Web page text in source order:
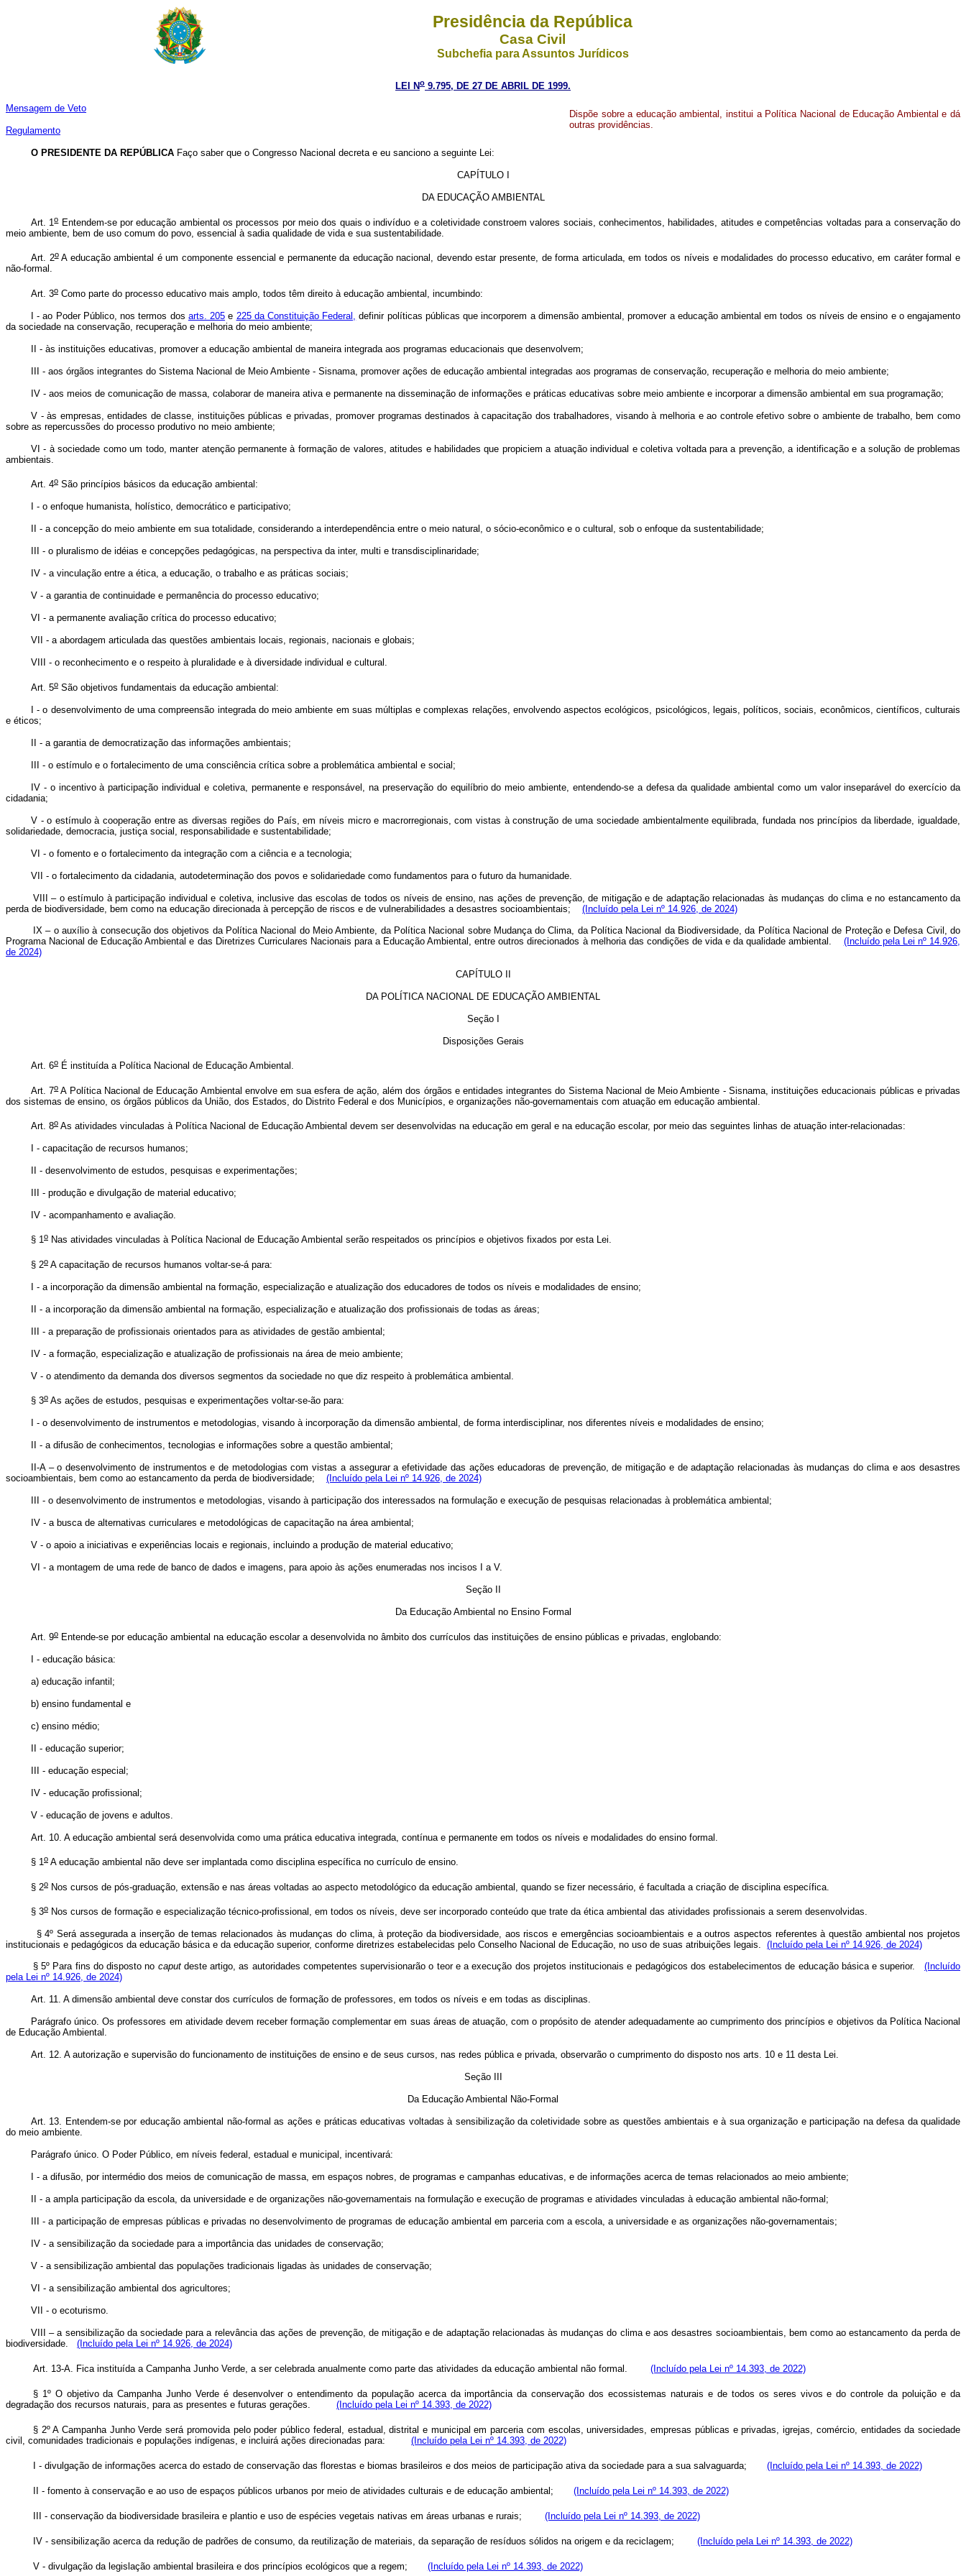
Presidência da República
Casa Civil
Subchefia para Assuntos Jurídicos
LEI No 9.795, DE 27 DE ABRIL DE 1999.
Mensagem de Veto
Regulamento
Dispõe sobre a educação ambiental, institui a Política Nacional de Educação Ambiental e dá
outras providências.
O PRESIDENTE DA REPÚBLICA Faço saber que o Congresso Nacional decreta e eu sanciono a seguinte Lei:
CAPÍTULO I
DA EDUCAÇÃO AMBIENTAL
Art. 1oEntendem-se por educação ambiental os processos por meio dos quais o indivíduo e a coletividade constroem valores sociais, conhecimentos, habilidades, atitudes e competências voltadas para a conservação do
meio ambiente, bem de uso comum do povo, essencial à sadia qualidade de vida e sua sustentabilidade.
Art. 2oA educação ambiental é um componente essencial e permanente da educação nacional, devendo estar presente, de forma articulada, em todos os níveis e modalidades do processo educativo, em caráter formal e
não-formal.
Art. 3o Como parte do processo educativo mais amplo, todos têm direito à educação ambiental, incumbindo:
I - ao Poder Público, nos termos dos arts. 205 e 225 da Constituição Federal,
definir políticas públicas que incorporem a dimensão ambiental, promover a educação ambiental em todos os níveis de ensino e o engajamento
da sociedade na conservação, recuperação e melhoria do meio ambiente;
II - às instituições educativas, promover a educação ambiental de maneira integrada aos programas educacionais que desenvolvem;
III - aos órgãos integrantes do Sistema Nacional de Meio Ambiente - Sisnama, promover ações de educação ambiental integradas aos programas de conservação, recuperação e melhoria do meio ambiente;
IV - aos meios de comunicação de massa, colaborar de maneira ativa e permanente na disseminação de informações e práticas educativas sobre meio ambiente e incorporar a dimensão ambiental em sua programação;
V - às empresas, entidades de classe, instituições públicas e privadas, promover programas destinados à capacitação dos trabalhadores, visando à melhoria e ao controle efetivo sobre o ambiente de trabalho, bem como
sobre as repercussões do processo produtivo no meio ambiente;
VI - à sociedade como um todo, manter atenção permanente à formação de valores, atitudes e habilidades que propiciem a atuação individual e coletiva voltada para a prevenção, a identificação e a solução de problemas
ambientais.
Art. 4o São princípios básicos da educação ambiental:
I - o enfoque humanista, holístico, democrático e participativo;
II - a concepção do meio ambiente em sua totalidade, considerando a interdependência entre o meio natural, o sócio-econômico e o cultural, sob o enfoque da sustentabilidade;
III - o pluralismo de idéias e concepções pedagógicas, na perspectiva da inter, multi e transdisciplinaridade;
IV - a vinculação entre a ética, a educação, o trabalho e as práticas sociais;
V - a garantia de continuidade e permanência do processo educativo;
VI - a permanente avaliação crítica do processo educativo;
VII - a abordagem articulada das questões ambientais locais, regionais, nacionais e globais;
VIII - o reconhecimento e o respeito à pluralidade e à diversidade individual e cultural.
Art. 5o São objetivos fundamentais da educação ambiental:
I - o desenvolvimento de uma compreensão integrada do meio ambiente em suas múltiplas e complexas relações, envolvendo aspectos ecológicos, psicológicos, legais, políticos, sociais, econômicos, científicos, culturais
e éticos;
II - a garantia de democratização das informações ambientais;
III - o estímulo e o fortalecimento de uma consciência crítica sobre a problemática ambiental e social;
IV - o incentivo à participação individual e coletiva, permanente e responsável, na preservação do equilíbrio do meio ambiente, entendendo-se a defesa da qualidade ambiental como um valor inseparável do exercício da
cidadania;
V - o estímulo à cooperação entre as diversas regiões do País, em níveis micro e macrorregionais, com vistas à construção de uma sociedade ambientalmente equilibrada, fundada nos princípios da liberdade, igualdade,
solidariedade, democracia, justiça social, responsabilidade e sustentabilidade;
VI - o fomento e o fortalecimento da integração com a ciência e a tecnologia;
VII - o fortalecimento da cidadania, autodeterminação dos povos e solidariedade como fundamentos para o futuro da humanidade.
VIII – o estímulo à participação individual e coletiva, inclusive das escolas de todos os níveis de ensino, nas ações de prevenção, de mitigação e de adaptação relacionadas às mudanças do clima e no estancamento da
perda de biodiversidade, bem como na educação direcionada à percepção de riscos e de vulnerabilidades a desastres socioambientais; (Incluído pela Lei nº 14.926, de 2024)
IX – o auxílio à consecução dos objetivos da Política Nacional do Meio Ambiente, da Política Nacional sobre Mudança do Clima, da Política Nacional da Biodiversidade, da Política Nacional de Proteção e Defesa Civil, do
Programa Nacional de Educação Ambiental e das Diretrizes Curriculares Nacionais para a Educação Ambiental, entre outros direcionados à melhoria das condições de vida e da qualidade ambiental. (Incluído pela Lei nº 14.926,
de 2024)
CAPÍTULO II
DA POLÍTICA NACIONAL DE EDUCAÇÃO AMBIENTAL
Seção I
Disposições Gerais
Art. 6o É instituída a Política Nacional de Educação Ambiental.
Art. 7oA Política Nacional de Educação Ambiental envolve em sua esfera de ação, além dos órgãos e entidades integrantes do Sistema Nacional de Meio Ambiente - Sisnama, instituições educacionais públicas e privadas
dos sistemas de ensino, os órgãos públicos da União, dos Estados, do Distrito Federal e dos Municípios, e organizações não-governamentais com atuação em educação ambiental.
Art. 8o As atividades vinculadas à Política Nacional de Educação Ambiental devem ser desenvolvidas na educação em geral e na educação escolar, por meio das seguintes linhas de atuação inter-relacionadas:
I - capacitação de recursos humanos;
II - desenvolvimento de estudos, pesquisas e experimentações;
III - produção e divulgação de material educativo;
IV - acompanhamento e avaliação.
§ 1o Nas atividades vinculadas à Política Nacional de Educação Ambiental serão respeitados os princípios e objetivos fixados por esta Lei.
§ 2o A capacitação de recursos humanos voltar-se-á para:
I - a incorporação da dimensão ambiental na formação, especialização e atualização dos educadores de todos os níveis e modalidades de ensino;
II - a incorporação da dimensão ambiental na formação, especialização e atualização dos profissionais de todas as áreas;
III - a preparação de profissionais orientados para as atividades de gestão ambiental;
IV - a formação, especialização e atualização de profissionais na área de meio ambiente;
V - o atendimento da demanda dos diversos segmentos da sociedade no que diz respeito à problemática ambiental.
§ 3o As ações de estudos, pesquisas e experimentações voltar-se-ão para:
I - o desenvolvimento de instrumentos e metodologias, visando à incorporação da dimensão ambiental, de forma interdisciplinar, nos diferentes níveis e modalidades de ensino;
II - a difusão de conhecimentos, tecnologias e informações sobre a questão ambiental;
II-A – o desenvolvimento de instrumentos e de metodologias com vistas a assegurar a efetividade das ações educadoras de prevenção, de mitigação e de adaptação relacionadas às mudanças do clima e aos desastres
socioambientais, bem como ao estancamento da perda de biodiversidade; (Incluído pela Lei nº 14.926, de 2024)
III - o desenvolvimento de instrumentos e metodologias, visando à participação dos interessados na formulação e execução de pesquisas relacionadas à problemática ambiental;
IV - a busca de alternativas curriculares e metodológicas de capacitação na área ambiental;
V - o apoio a iniciativas e experiências locais e regionais, incluindo a produção de material educativo;
VI - a montagem de uma rede de banco de dados e imagens, para apoio às ações enumeradas nos incisos I a V.
Seção II
Da Educação Ambiental no Ensino Formal
Art. 9o Entende-se por educação ambiental na educação escolar a desenvolvida no âmbito dos currículos das instituições de ensino públicas e privadas, englobando:
I - educação básica:
a) educação infantil;
b) ensino fundamental e
c) ensino médio;
II - educação superior;
III - educação especial;
IV - educação profissional;
V - educação de jovens e adultos.
Art. 10. A educação ambiental será desenvolvida como uma prática educativa integrada, contínua e permanente em todos os níveis e modalidades do ensino formal.
§ 1o A educação ambiental não deve ser implantada como disciplina específica no currículo de ensino.
§ 2o Nos cursos de pós-graduação, extensão e nas áreas voltadas ao aspecto metodológico da educação ambiental, quando se fizer necessário, é facultada a criação de disciplina específica.
§ 3o Nos cursos de formação e especialização técnico-profissional, em todos os níveis, deve ser incorporado conteúdo que trate da ética ambiental das atividades profissionais a serem desenvolvidas.
§ 4º Será assegurada a inserção de temas relacionados às mudanças do clima, à proteção da biodiversidade, aos riscos e emergências socioambientais e a outros aspectos referentes à questão ambiental nos projetos
institucionais e pedagógicos da educação básica e da educação superior, conforme diretrizes estabelecidas pelo Conselho Nacional de Educação, no uso de suas atribuições legais. (Incluído pela Lei nº 14.926, de 2024)
§ 5º Para fins do disposto no caputdeste artigo, as autoridades competentes supervisionarão o teor e a execução dos projetos institucionais e pedagógicos dos estabelecimentos de educação básica e superior.(Incluído
pela Lei nº 14.926, de 2024)
Art. 11. A dimensão ambiental deve constar dos currículos de formação de professores, em todos os níveis e em todas as disciplinas.
Parágrafo único. Os professores em atividade devem receber formação complementar em suas áreas de atuação, com o propósito de atender adequadamente ao cumprimento dos princípios e objetivos da Política Nacional
de Educação Ambiental.
Art. 12. A autorização e supervisão do funcionamento de instituições de ensino e de seus cursos, nas redes pública e privada, observarão o cumprimento do disposto nos arts. 10 e 11 desta Lei.
Seção III
Da Educação Ambiental Não-Formal
Art. 13. Entendem-se por educação ambiental não-formal as ações e práticas educativas voltadas à sensibilização da coletividade sobre as questões ambientais e à sua organização e participação na defesa da qualidade
do meio ambiente.
Parágrafo único. O Poder Público, em níveis federal, estadual e municipal, incentivará:
I - a difusão, por intermédio dos meios de comunicação de massa, em espaços nobres, de programas e campanhas educativas, e de informações acerca de temas relacionados ao meio ambiente;
II - a ampla participação da escola, da universidade e de organizações não-governamentais na formulação e execução de programas e atividades vinculadas à educação ambiental não-formal;
III - a participação de empresas públicas e privadas no desenvolvimento de programas de educação ambiental em parceria com a escola, a universidade e as organizações não-governamentais;
IV - a sensibilização da sociedade para a importância das unidades de conservação;
V - a sensibilização ambiental das populações tradicionais ligadas às unidades de conservação;
VI - a sensibilização ambiental dos agricultores;
VII - o ecoturismo.
VIII – a sensibilização da sociedade para a relevância das ações de prevenção, de mitigação e de adaptação relacionadas às mudanças do clima e aos desastres socioambientais, bem como ao estancamento da perda de
biodiversidade. (Incluído pela Lei nº 14.926, de 2024)
Art. 13-A. Fica instituída a Campanha Junho Verde, a ser celebrada anualmente como parte das atividades da educação ambiental não formal. (Incluído pela Lei nº 14.393, de 2022)
§ 1º O objetivo da Campanha Junho Verde é desenvolver o entendimento da população acerca da importância da conservação dos ecossistemas naturais e de todos os seres vivos e do controle da poluição e da
degradação dos recursos naturais, para as presentes e futuras gerações. (Incluído pela Lei nº 14.393, de 2022)
§ 2º A Campanha Junho Verde será promovida pelo poder público federal, estadual, distrital e municipal em parceria com escolas, universidades, empresas públicas e privadas, igrejas, comércio, entidades da sociedade
civil, comunidades tradicionais e populações indígenas, e incluirá ações direcionadas para: (Incluído pela Lei nº 14.393, de 2022)
I - divulgação de informações acerca do estado de conservação das florestas e biomas brasileiros e dos meios de participação ativa da sociedade para a sua salvaguarda; (Incluído pela Lei nº 14.393, de 2022)
II - fomento à conservação e ao uso de espaços públicos urbanos por meio de atividades culturais e de educação ambiental; (Incluído pela Lei nº 14.393, de 2022)
III - conservação da biodiversidade brasileira e plantio e uso de espécies vegetais nativas em áreas urbanas e rurais; (Incluído pela Lei nº 14.393, de 2022)
IV - sensibilização acerca da redução de padrões de consumo, da reutilização de materiais, da separação de resíduos sólidos na origem e da reciclagem; (Incluído pela Lei nº 14.393, de 2022)
V - divulgação da legislação ambiental brasileira e dos princípios ecológicos que a regem; (Incluído pela Lei nº 14.393, de 2022)